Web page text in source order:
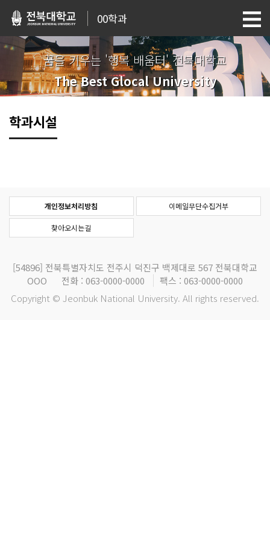
00학과
꿈을 키우는 '행복 배움터' 전북대학교
The Best Glocal University
학과시설
개인정보처리방침 이메일무단수집거부
찾아오시는길
[54896] 전북특별자치도 전주시 덕진구 백제대로 567 전북대학교
OOO
전화 : 063-0000-0000
팩스 : 063-0000-0000
Copyright © Jeonbuk National University. All rights reserved.